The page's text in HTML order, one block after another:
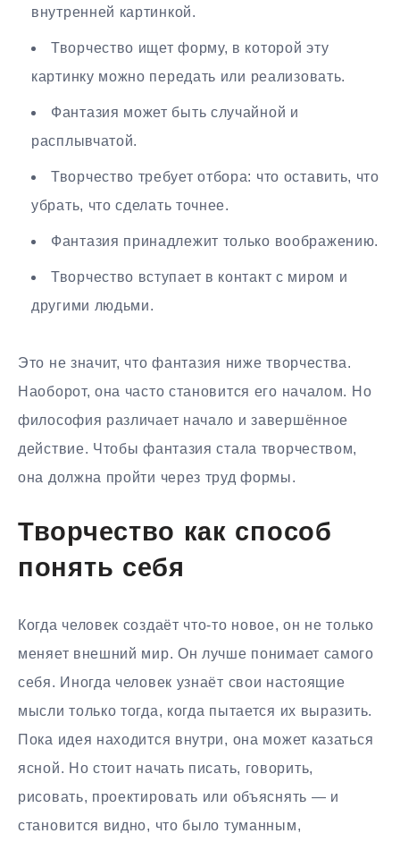
внутренней картинкой.
Творчество ищет форму, в которой эту
картинку можно передать или реализовать.
Фантазия может быть случайной и
расплывчатой.
Творчество требует отбора: что оставить, что
убрать, что сделать точнее.
Фантазия принадлежит только воображению.
Творчество вступает в контакт с миром и
другими людьми.
Это не значит, что фантазия ниже творчества.
Наоборот, она часто становится его началом. Но
философия различает начало и завершённое
действие. Чтобы фантазия стала творчеством,
она должна пройти через труд формы.
Творчество как способ
понять себя
Когда человек создаёт что-то новое, он не только
меняет внешний мир. Он лучше понимает самого
себя. Иногда человек узнаёт свои настоящие
мысли только тогда, когда пытается их выразить.
Пока идея находится внутри, она может казаться
ясной. Но стоит начать писать, говорить,
рисовать, проектировать или объяснять — и
становится видно, что было туманным,